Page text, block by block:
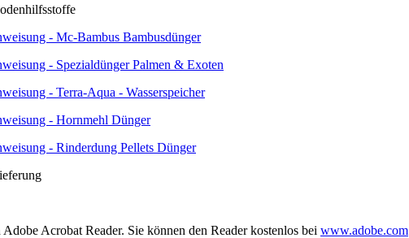
- Mc-Bambus Bambusdünger
- Spezialdünger Palmen & Exoten
- Terra-Aqua - Wasserspeicher
- Hornmehl Dünger
- Rinderdung Pellets Dünger
Acrobat Reader. Sie können den Reader kostenlos bei www.adobe.com